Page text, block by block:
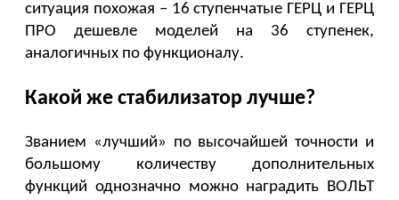
ситуация похожая – 16 ступенчатые ГЕРЦ и ГЕРЦ
ПРО дешевле моделей на 36 ступенек,
аналогичных по функционалу.
Какой же стабилизатор лучше?
Званием «лучший» по высочайшей точности и
большому количеству дополнительных
функций однозначно можно наградить ВОЛЬТ